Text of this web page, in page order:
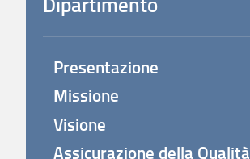
Presentazione
Missione
Visione
Assicurazione della Qualità